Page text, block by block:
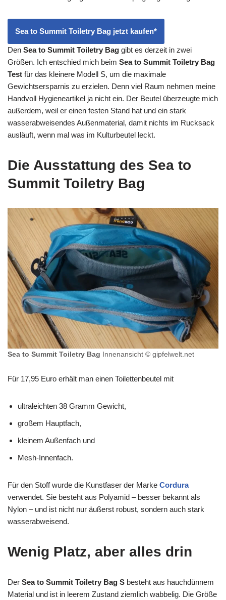
Sea to Summit Toiletry Bag jetzt kaufen*
Den Sea to Summit Toiletry Bag gibt es derzeit in zwei
Größen. Ich entschied mich beim Sea to Summit Toiletry Bag
Test für das kleinere Modell S, um die maximale
Gewichtsersparnis zu erzielen. Denn viel Raum nehmen meine
Handvoll Hygieneartikel ja nicht ein. Der Beutel überzeugte mich
außerdem, weil er einen festen Stand hat und ein stark
wasserabweisendes Außenmaterial, damit nichts im Rucksack
ausläuft, wenn mal was im Kulturbeutel leckt.
Die Ausstattung des Sea to
Summit Toiletry Bag
Sea to Summit Toiletry Bag Innenansicht © gipfelwelt.net
Für 17,95 Euro erhält man einen Toilettenbeutel mit
ultraleichten 38 Gramm Gewicht,
großem Hauptfach,
kleinem Außenfach und
Mesh-Innenfach.
Für den Stoff wurde die Kunstfaser der Marke Cordura
verwendet. Sie besteht aus Polyamid – besser bekannt als
Nylon – und ist nicht nur äußerst robust, sondern auch stark
wasserabweisend.
Wenig Platz, aber alles drin
Der Sea to Summit Toiletry Bag S besteht aus hauchdünnem
Material und ist in leerem Zustand ziemlich wabbelig. Die Größe